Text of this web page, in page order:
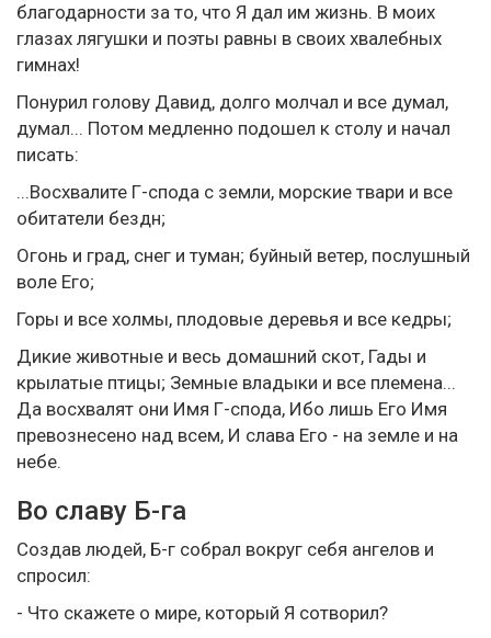
благодарности за то, что Я дал им жизнь. В моих
глазах лягушки и поэты равны в своих хвалебных
гимнах!
Понурил голову Давид, долго молчал и все думал,
думал... Потом медленно подошел к столу и начал
писать:
...Восхвалите Г-спода с земли, морские твари и все
обитатели бездн;
Огонь и град, снег и туман; буйный ветер, послушный
воле Его;
Горы и все холмы, плодовые деревья и все кедры;
Дикие животные и весь домашний скот, Гады и
крылатые птицы; Земные владыки и все племена...
Да восхвалят они Имя Г-спода, Ибо лишь Его Имя
превознесено над всем, И слава Его - на земле и на
небе.
Во славу Б-га
Создав людей, Б-г собрал вокруг себя ангелов и
спросил:
- Что скажете о мире, который Я сотворил?